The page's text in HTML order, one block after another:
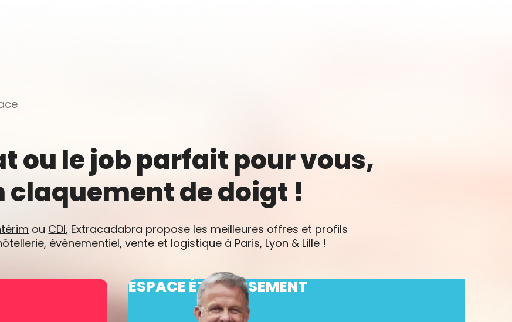
ou le job parfait pour vous,
claquement de doigt !
ou CDI, Extracadabra propose les meilleures offres et profils
, évènementiel, vente et logistiqueà Paris, Lyon & Lille!
ESPACE ÉTABLISSEMENT